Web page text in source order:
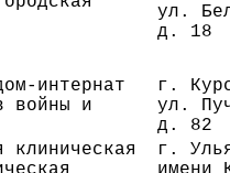
ул.
д. 18
интернат
войны и
г.
ул.
д. 82
клиническая
г.